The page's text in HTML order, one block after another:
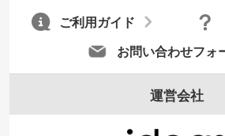
お問い合わせフォ
ご利用ガイド
運営会社